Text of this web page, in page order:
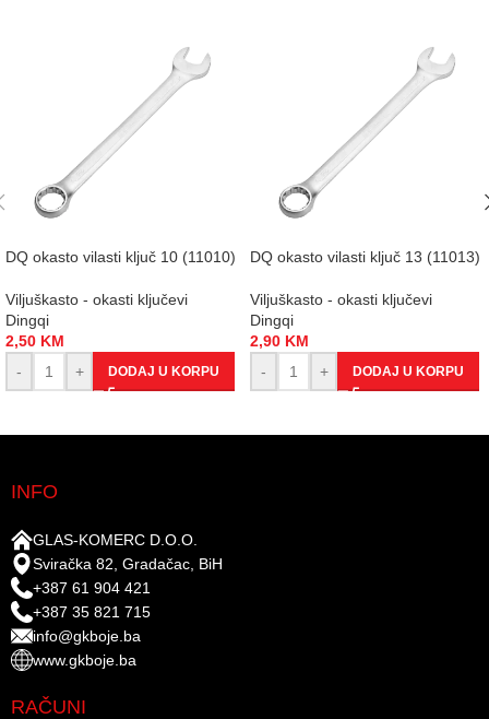
DQ okasto vilasti ključ 10 (11010)
Viljuškasto - okasti ključevi
Dingqi
2,50 KM
-
+ DODAJ U KORPU
DQ okasto vilasti ključ 13 (11013)
Viljuškasto - okasti ključevi
Dingqi
2,90 KM
-
+ DODAJ U KORPU
INFO
GLAS-KOMERC D.O.O.
Sviračka 82, Gradačac, BiH
+387 61 904 421
+387 35 821 715
info@gkboje.ba
www.gkboje.ba
RAČUNI